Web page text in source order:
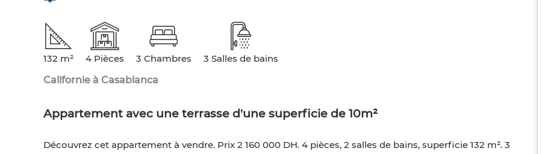
132 m² 4 Pièces 3 Chambres
3 Salles de bains
Californie à Casablanca
Appartement avec une terrasse d'une superficie de 10m²
Découvrez cet appartement à vendre. Prix 2 160 000 DH. 4 pièces, 2 salles de bains, superficie 132 m². 3